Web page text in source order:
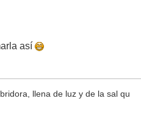
así
llena de luz y de la sal qu